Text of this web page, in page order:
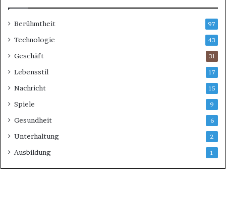
Berühmtheit 97
Technologie 43
Geschäft 31
Lebensstil 17
Nachricht 15
Spiele 9
Gesundheit 6
Unterhaltung 2
Ausbildung 1